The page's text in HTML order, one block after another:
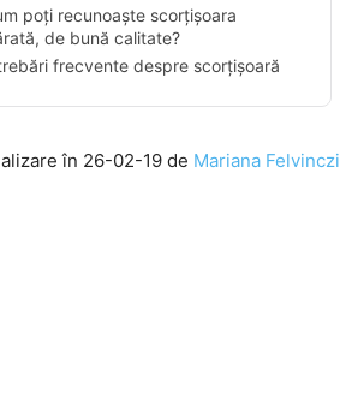
poți recunoaște scorțișoara
de bună calitate?
frecvente despre scorțișoară
în 26-02-19 de Mariana Felvinczi